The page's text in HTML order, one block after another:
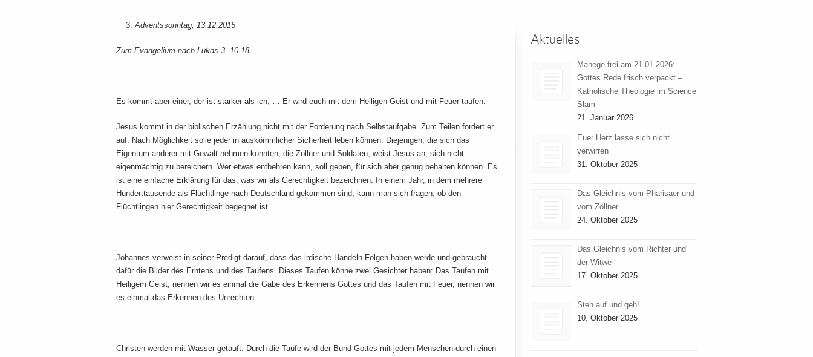
Adventssonntag, 13.12.2015
Zum Evangelium nach Lukas 3, 10-18
Es kommt aber einer, der ist stärker als ich, … Er wird euch mit dem Heiligen Geist und mit Feuer taufen.
Jesus kommt in der biblischen Erzählung nicht mit der Forderung nach Selbstaufgabe. Zum Teilen fordert er
auf. Nach Möglichkeit solle jeder in auskömmlicher Sicherheit leben können. Diejenigen, die sich das
Eigentum anderer mit Gewalt nehmen könnten, die Zöllner und Soldaten, weist Jesus an, sich nicht
eigenmächtig zu bereichern. Wer etwas entbehren kann, soll geben, für sich aber genug behalten können. Es
ist eine einfache Erklärung für das, was wir als Gerechtigkeit bezeichnen. In einem Jahr, in dem mehrere
Hunderttausende als Flüchtlinge nach Deutschland gekommen sind, kann man sich fragen, ob den
Flüchtlingen hier Gerechtigkeit begegnet ist.
Johannes verweist in seiner Predigt darauf, dass das irdische Handeln Folgen haben werde und gebraucht
dafür die Bilder des Erntens und des Taufens. Dieses Taufen könne zwei Gesichter haben: Das Taufen mit
Heiligem Geist, nennen wir es einmal die Gabe des Erkennens Gottes und das Taufen mit Feuer, nennen wir
es einmal das Erkennen des Unrechten.
Christen werden mit Wasser getauft. Durch die Taufe wird der Bund Gottes mit jedem Menschen durch einen
Aktuelles
Manege frei am 21.01.2026:
Gottes Rede frisch verpackt –
Katholische Theologie im Science
Slam
21. Januar 2026
Euer Herz lasse sich nicht
verwirren
31. Oktober 2025
Das Gleichnis vom Pharisäer und
vom Zöllner
24. Oktober 2025
Das Gleichnis vom Richter und
der Witwe
17. Oktober 2025
Steh auf und geh!
10. Oktober 2025